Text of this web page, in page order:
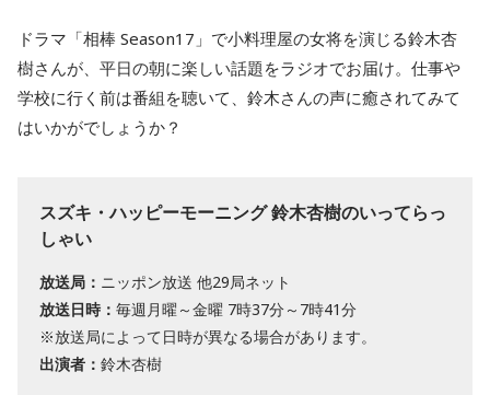
ドラマ「相棒 Season17」で小料理屋の女将を演じる鈴木杏
樹さんが、平日の朝に楽しい話題をラジオでお届け。仕事や
学校に行く前は番組を聴いて、鈴木さんの声に癒されてみて
はいかがでしょうか？
スズキ・ハッピーモーニング 鈴木杏樹のいってらっ
しゃい
放送局： ニッポン放送 他29局ネット
放送日時： 毎週月曜～金曜 7時37分～7時41分
※放送局によって日時が異なる場合があります。
出演者： 鈴木杏樹